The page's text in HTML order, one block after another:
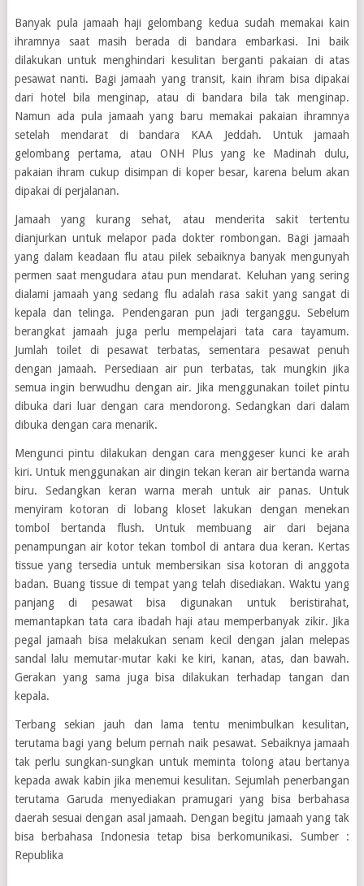
Banyak pula jamaah haji gelombang kedua sudah memakai kain
ihramnya saat masih berada di bandara embarkasi. Ini baik
dilakukan untuk menghindari kesulitan berganti pakaian di atas
pesawat nanti. Bagi jamaah yang transit, kain ihram bisa dipakai
dari hotel bila menginap, atau di bandara bila tak menginap.
Namun ada pula jamaah yang baru memakai pakaian ihramnya
setelah mendarat di bandara KAA Jeddah. Untuk jamaah
gelombang pertama, atau ONH Plus yang ke Madinah dulu,
pakaian ihram cukup disimpan di koper besar, karena belum akan
dipakai di perjalanan.
Jamaah yang kurang sehat, atau menderita sakit tertentu
dianjurkan untuk melapor pada dokter rombongan. Bagi jamaah
yang dalam keadaan flu atau pilek sebaiknya banyak mengunyah
permen saat mengudara atau pun mendarat. Keluhan yang sering
dialami jamaah yang sedang flu adalah rasa sakit yang sangat di
kepala dan telinga. Pendengaran pun jadi terganggu. Sebelum
berangkat jamaah juga perlu mempelajari tata cara tayamum.
Jumlah toilet di pesawat terbatas, sementara pesawat penuh
dengan jamaah. Persediaan air pun terbatas, tak mungkin jika
semua ingin berwudhu dengan air. Jika menggunakan toilet pintu
dibuka dari luar dengan cara mendorong. Sedangkan dari dalam
dibuka dengan cara menarik.
Mengunci pintu dilakukan dengan cara menggeser kunci ke arah
kiri. Untuk menggunakan air dingin tekan keran air bertanda warna
biru. Sedangkan keran warna merah untuk air panas. Untuk
menyiram kotoran di lobang kloset lakukan dengan menekan
tombol bertanda flush. Untuk membuang air dari bejana
penampungan air kotor tekan tombol di antara dua keran. Kertas
tissue yang tersedia untuk membersikan sisa kotoran di anggota
badan. Buang tissue di tempat yang telah disediakan. Waktu yang
panjang di pesawat bisa digunakan untuk beristirahat,
memantapkan tata cara ibadah haji atau memperbanyak zikir. Jika
pegal jamaah bisa melakukan senam kecil dengan jalan melepas
sandal lalu memutar-mutar kaki ke kiri, kanan, atas, dan bawah.
Gerakan yang sama juga bisa dilakukan terhadap tangan dan
kepala.
Terbang sekian jauh dan lama tentu menimbulkan kesulitan,
terutama bagi yang belum pernah naik pesawat. Sebaiknya jamaah
tak perlu sungkan-sungkan untuk meminta tolong atau bertanya
kepada awak kabin jika menemui kesulitan. Sejumlah penerbangan
terutama Garuda menyediakan pramugari yang bisa berbahasa
daerah sesuai dengan asal jamaah. Dengan begitu jamaah yang tak
bisa berbahasa Indonesia tetap bisa berkomunikasi. Sumber :
Republika